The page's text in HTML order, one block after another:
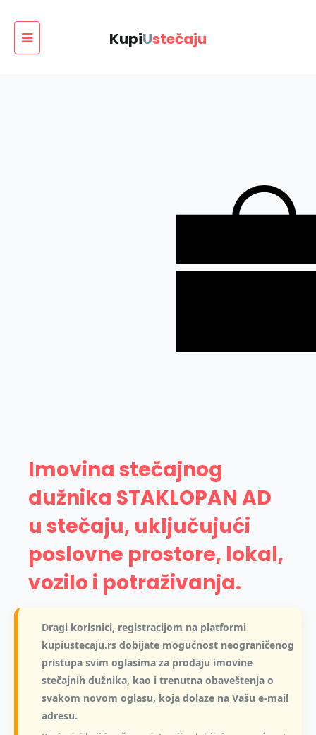
KupiUstečaju
Imovina stečajnog
dužnika STAKLOPAN AD
u stečaju, uključujući
poslovne prostore, lokal,
vozilo i potraživanja.
Dragi korisnici, registracijom na platformi
kupiustecaju.rs dobijate mogućnost neograničenog
pristupa svim oglasima za prodaju imovine
stečajnih dužnika, kao i trenutna obaveštenja o
svakom novom oglasu, koja dolaze na Vašu e-mail
adresu.